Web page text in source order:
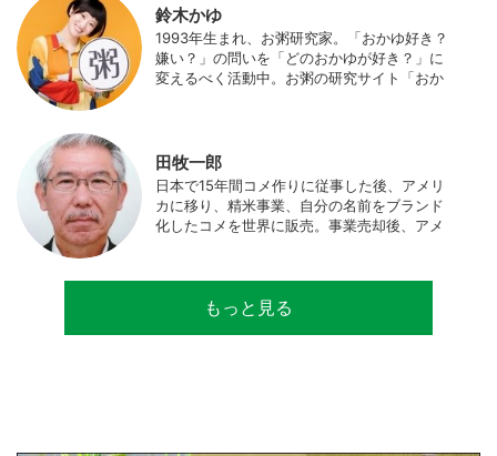
食事やお弁当づくりを通して、食育にも目を
向けている。プロフィール写真 ©杉山晃造
鈴木かゆ
1993年生まれ、お粥研究家。「おかゆ好き？
嫌い？」の問いを「どのおかゆが好き？」に
変えるべく活動中。お粥の研究サイト「おか
田牧一郎
日本で15年間コメ作りに従事した後、アメリ
カに移り、精米事業、自分の名前をブランド
化したコメを世界に販売。事業売却後、アメ
サルティングとして関わり、企業などの依頼
で世界12カ国の良質米生産可能産地を訪問調
もっと見る